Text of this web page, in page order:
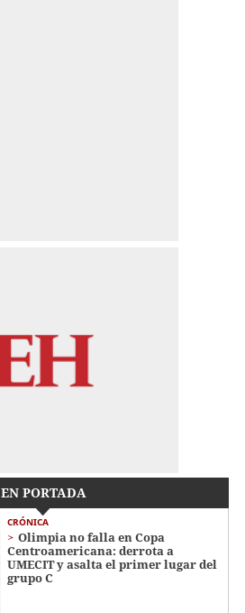
EN PORTADA
CRÓNICA
Olimpia no falla en Copa
Centroamericana: derrota a
UMECIT y asalta el primer lugar del
grupo C